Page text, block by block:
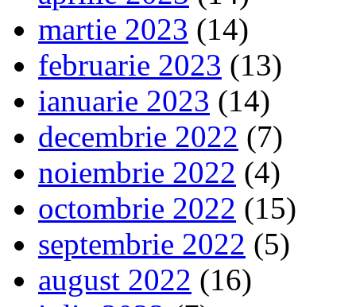
martie 2023 (14)
februarie 2023 (13)
ianuarie 2023 (14)
decembrie 2022 (7)
noiembrie 2022 (4)
octombrie 2022 (15)
septembrie 2022 (5)
august 2022 (16)